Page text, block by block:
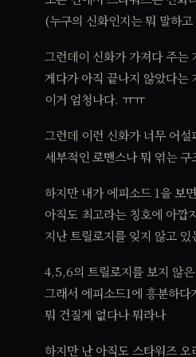
(누구의 신화인지는 뭐 말하
그런데이 신화가 가져다 주는
게다가 아직 끝나지 않았다
이거 엄청나다. ㅠㅠ
그런데 이런 신화가 너무 어
세부적인 로맨스나 뭐 엮는
하지만 내가 에피소드 1을 보
아직도 최고라는 칭호에 아깝
지난 트릴로지를 잊지 않고 있
4,5,6의 트릴로지를 보지 않
그래서 에피소드1에 흥분하
뭐 건질게 없다나 뭐라나
하지만 난 아직도 스타워즈